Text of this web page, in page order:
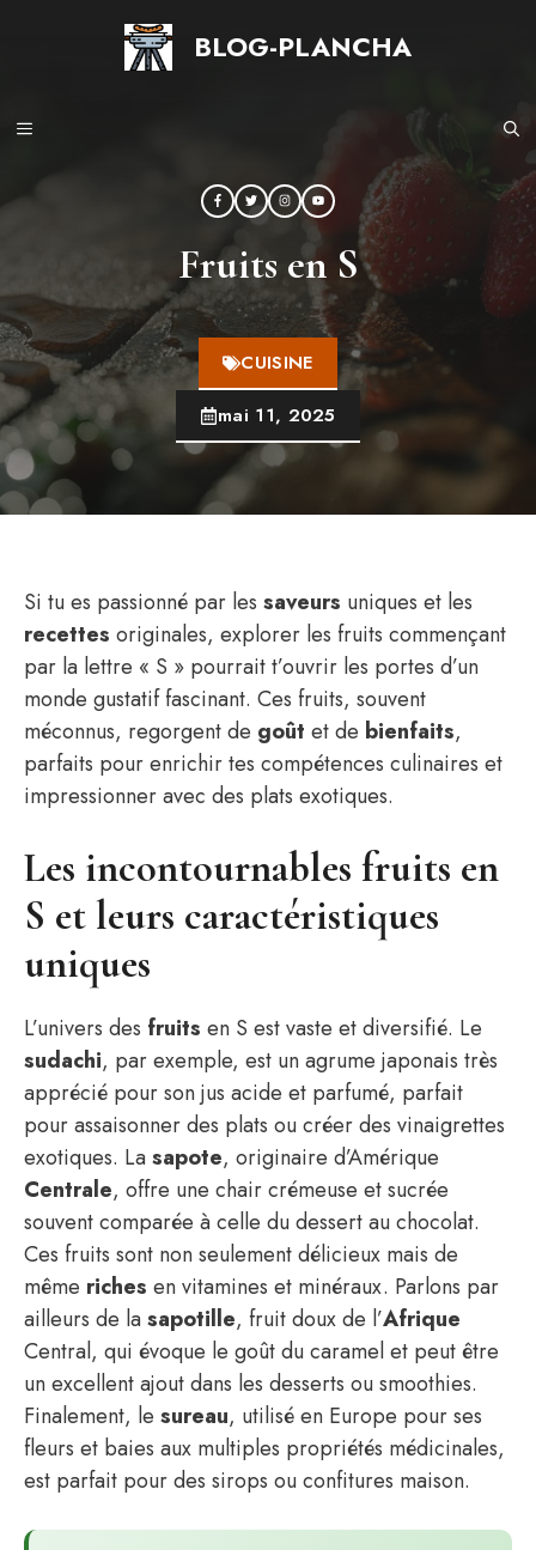
BLOG-PLANCHA
MENU
Fruits en S
CUISINE
mai 11, 2025
Si tu es passionné par les saveurs uniques et les
recettes originales, explorer les fruits commençant
par la lettre « S » pourrait t’ouvrir les portes d’un
monde gustatif fascinant. Ces fruits, souvent
méconnus, regorgent de goût et de bienfaits,
parfaits pour enrichir tes compétences culinaires et
impressionner avec des plats exotiques.
Les incontournables fruits en
S et leurs caractéristiques
uniques
L’univers des fruits en S est vaste et diversifié. Le
sudachi, par exemple, est un agrume japonais très
apprécié pour son jus acide et parfumé, parfait
pour assaisonner des plats ou créer des vinaigrettes
exotiques. Lasapote, originaire d’Amérique
Centrale, offre une chair crémeuse et sucrée
souvent comparée à celle du dessert au chocolat.
Ces fruits sont non seulement délicieux mais de
même riches en vitamines et minéraux. Parlons par
ailleurs de lasapotille, fruit doux de l’Afrique
Central, qui évoque le goût du caramel et peut être
un excellent ajout dans les desserts ou smoothies.
Finalement, le sureau, utilisé en Europe pour ses
fleurs et baies aux multiples propriétés médicinales,
est parfait pour des sirops ou confitures maison.